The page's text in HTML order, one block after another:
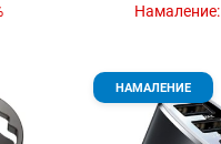
Намаление:
Добави в любими
Сравни продукт
НАМАЛЕНИЕ